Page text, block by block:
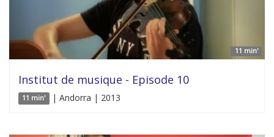
11 min'
Institut de musique - Episode 10
11 min' | Andorra | 2013